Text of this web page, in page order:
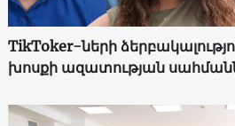
TikToker-ների
խոսքի ազատության